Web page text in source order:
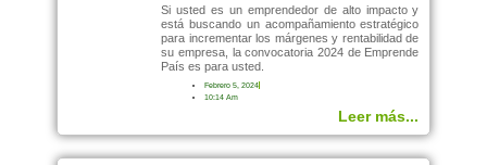
Si usted es un emprendedor de alto impacto y
está buscando un acompañamiento estratégico
para incrementar los márgenes y rentabilidad de
su empresa, la convocatoria 2024 de Emprende
País es para usted.
Febrero 5, 2024
10:14 Am
Leer más...